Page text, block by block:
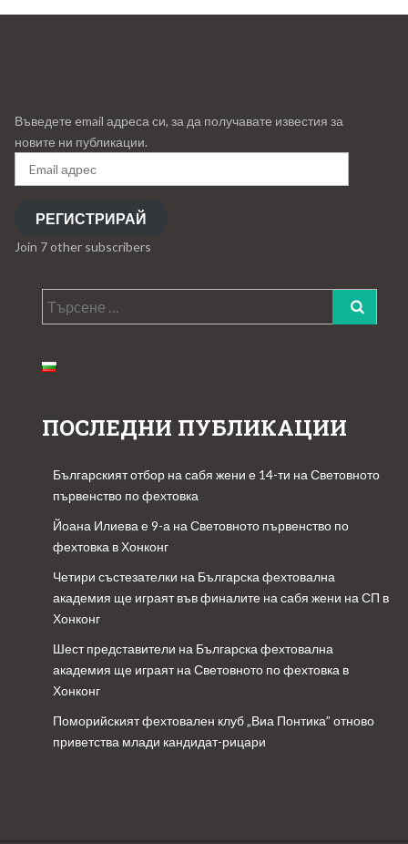
Въведете email адреса си, за да получавате известия за
новите ни публикации.
Email
адрес
РЕГИСТРИРАЙ
Join 7 other subscribers
Търсене
за:
ПОСЛЕДНИ ПУБЛИКАЦИИ
Българският отбор на сабя жени е 14-ти на Световното
първенство по фехтовка
Йоана Илиева е 9-а на Световното първенство по
фехтовка в Хонконг
Четири състезателки на Българска фехтовална
академия ще играят във финалите на сабя жени на СП в
Хонконг
Шест представители на Българска фехтовална
академия ще играят на Световното по фехтовка в
Хонконг
Поморийският фехтовален клуб „Виа Понтика” отново
приветства млади кандидат-рицари